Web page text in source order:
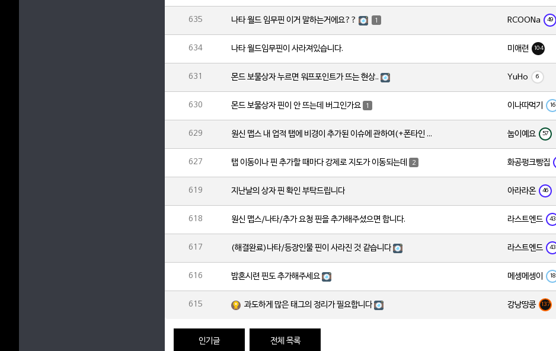
635 나타 월드 임무핀 이거 말하는거에요?? 1 RCOONa 49
634 나타 월드임무핀이 사라져있습니다. 미애련 104
631 몬드 보물상자 누르면 워프포인트가 뜨는 현상.. YuHo 6
630 몬드 보물상자 핀이 안 뜨는데 버그인가요 1 이나따먹기 16
629 원신 맵스 내 업적 탭에 비경이 추가된 이슈에 관하여(+폰타인 비경 위치 오류) 눕이예요 57
627 탭 이동이나 핀 추가할 때마다 강제로 지도가 이동되는데 2 화공펑크빵집
619 지난날의 상자 핀 확인 부탁드립니다 아라라온 46
618 원신 맵스/나타/추가 요청 핀을 추가해주셨으면 합니다. 라스트엔드 43
617 (해결완료)나타/등장인물 핀이 사라진 것 같습니다 라스트엔드 43
616 밤혼시련 핀도 추가해주세요 메셍메셍이 18
615 과도하게 많은 태그의 정리가 필요합니다 강낭땅콩 137
인기글 전체 목록